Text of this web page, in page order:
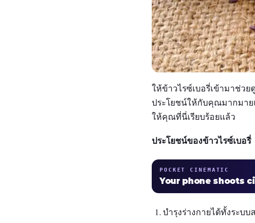
ให้ข้าวไรซ์เบอรี่เข้ามาช่
ประโยชน์ให้กับคุณมากมาย
ให้คุณที่นี่เรียบร้อยแล้ว
ประโยชน์ของข้าวไรซ์เบอรี่
POCKET CINEMATIC
Your phone shoots
บำรุงร่างกายได้ทั้งระบ